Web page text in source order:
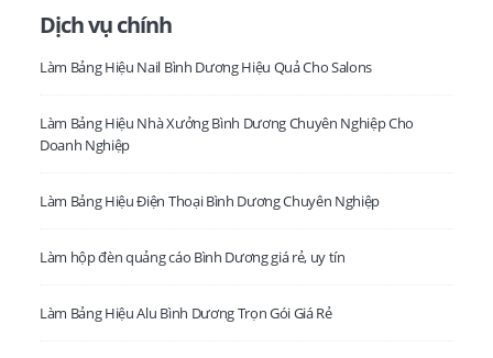
Dịch vụ chính
Làm Bảng Hiệu Nail Bình Dương Hiệu Quả Cho Salons
Làm Bảng Hiệu Nhà Xưởng Bình Dương Chuyên Nghiệp Cho
Doanh Nghiệp
Làm Bảng Hiệu Điện Thoại Bình Dương Chuyên Nghiệp
Làm hộp đèn quảng cáo Bình Dương giá rẻ, uy tín
Làm Bảng Hiệu Alu Bình Dương Trọn Gói Giá Rẻ